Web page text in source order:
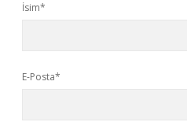
İsim*
E-Posta*